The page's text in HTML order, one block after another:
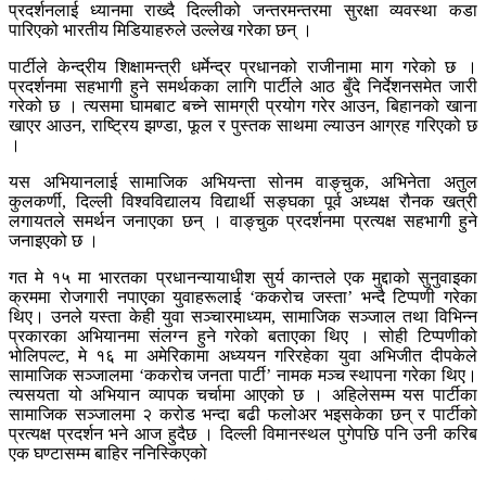
प्रदर्शनलाई ध्यानमा राख्दै दिल्लीको जन्तरमन्तरमा सुरक्षा व्यवस्था कडा
पारिएको भारतीय मिडियाहरुले उल्लेख गरेका छन् ।
पार्टीले केन्द्रीय शिक्षामन्त्री धर्मेन्द्र प्रधानको राजीनामा माग गरेको छ ।
प्रदर्शनमा सहभागी हुने समर्थकका लागि पार्टीले आठ बुँदे निर्देशनसमेत जारी
गरेको छ । त्यसमा घामबाट बच्ने सामग्री प्रयोग गरेर आउन, बिहानको खाना
खाएर आउन, राष्ट्रिय झण्डा, फूल र पुस्तक साथमा ल्याउन आग्रह गरिएको छ
।
यस अभियानलाई सामाजिक अभियन्ता सोनम वाङ्चुक, अभिनेता अतुल
कुलकर्णी, दिल्ली विश्वविद्यालय विद्यार्थी सङ्घका पूर्व अध्यक्ष रौनक खत्री
लगायतले समर्थन जनाएका छन् । वाङ्चुक प्रदर्शनमा प्रत्यक्ष सहभागी हुने
जनाइएको छ ।
गत मे १५ मा भारतका प्रधानन्यायाधीश सुर्य कान्तले एक मुद्दाको सुनुवाइका
क्रममा रोजगारी नपाएका युवाहरूलाई ‘ककरोच जस्ता’ भन्दै टिप्पणी गरेका
थिए। उनले यस्ता केही युवा सञ्चारमाध्यम, सामाजिक सञ्जाल तथा विभिन्न
प्रकारका अभियानमा संलग्न हुने गरेको बताएका थिए । सोही टिप्पणीको
भोलिपल्ट, मे १६ मा अमेरिकामा अध्ययन गरिरहेका युवा अभिजीत दीपकेले
सामाजिक सञ्जालमा ‘ककरोच जनता पार्टी’ नामक मञ्च स्थापना गरेका थिए।
त्यसयता यो अभियान व्यापक चर्चामा आएको छ । अहिलेसम्म यस पार्टीका
सामाजिक सञ्जालमा २ करोड भन्दा बढी फलोअर भइसकेका छन् र पार्टीको
प्रत्यक्ष प्रदर्शन भने आज हुदैछ । दिल्ली विमानस्थल पुगेपछि पनि उनी करिब
एक घण्टासम्म बाहिर ननिस्किएको